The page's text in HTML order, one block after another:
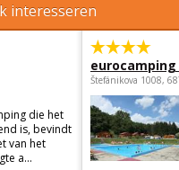
interesseren
die het
is, bevindt
van het
a...
Štefánikova 1008,